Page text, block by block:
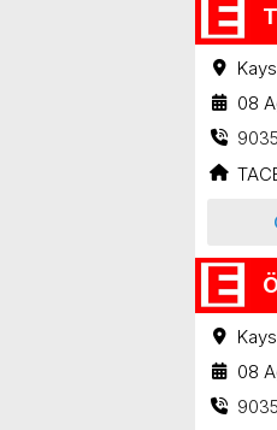
08
08